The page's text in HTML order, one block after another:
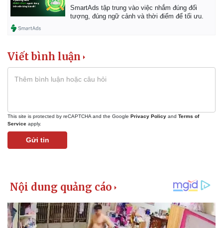
SmartAds tập trung vào việc nhắm đúng đối
tượng, đúng ngữ cảnh và thời điểm để tối ưu.
Viết bình luận
This site is protected by reCAPTCHA and the Google Privacy Policy and Terms of
Service apply.
Gửi tin